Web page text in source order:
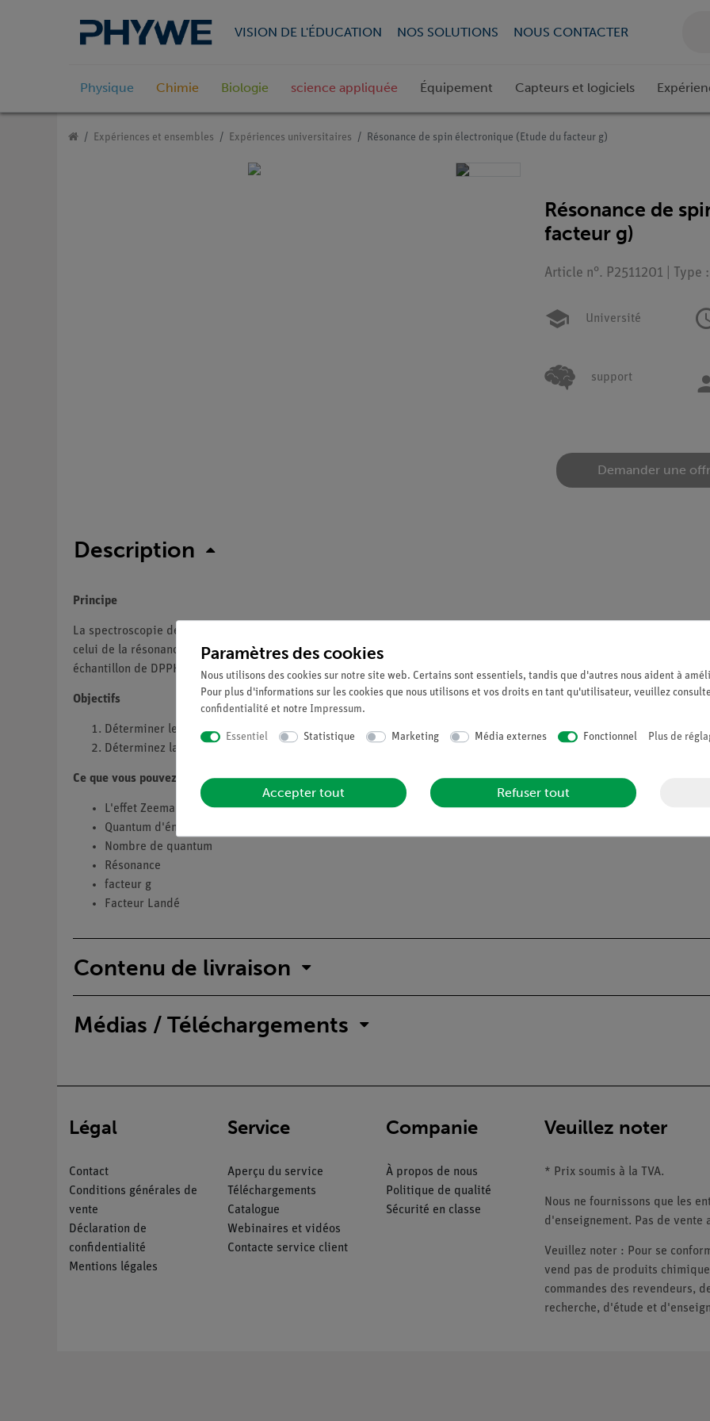
VISION DE L'ÉDUCATION NOS SOLUTIONS NOUS CONTACTER
Physique Chimie Biologie science appliquée Équipement Capteurs et logiciels
Expériences et ensembles Expériences universitaires Résonance de spin électronique (Etude du facteur g)
Résonance de
facteur g)
Article n°. P2511201 | Type
Université
support
Demander une
Description
Principe
La spectroscopie de résonance de spin électronique (ESR) permet d'étudier les composés ayant des électrons non
celui de la résonance magnétique nucléaire (RMN), mais avec cette technique, les spins des électrons sont excités au
échantillon de DPPH (Diphenylpikrylhydrazyl) et la demi-largeur de la ligne d'absorption sont déterminés à l'aide de
Objectifs
Déterminer le facteur g (facteur de Landé) de l'échantillon de DPPH (Diphénylpicrylhydrazyl).
Déterminez la largeur maximale à mi-hauteur (FWHM) de la ligne d'absorption
Ce que vous pouvez apprendre sur
L'effet Zeeman
Quantum d'énergie
Nombre de quantum
Résonance
facteur g
Facteur Landé
Contenu de livraison
Médias / Téléchargements
Légal
Contact
Conditions générales de
vente
Déclaration de
confidentialité
Mentions légales
Service
Aperçu du service
Téléchargements
Catalogue
Webinaires et vidéos
Contacte service client
Companie
À propos de nous
Politique de qualité
Sécurité en classe
Veuillez noter
* Prix soumis à la TVA.
Nous ne fournissons que les
d'enseignement. Pas de vente
Veuillez noter : Pour se
vend pas de produits
commandes des revendeurs,
recherche, d'étude et
Paramètres des cookies
Nous utilisons des cookies sur notre site web. Certains sont essentiels, tandis que d'autres nous aident à
Pour plus d'informations sur les cookies que nous utilisons et vos droits en tant qu'utilisateur, veuillez
confidentialité et notre Impressum.
Essentiel Statistique Marketing Média externes Fonctionnel Plus de
Accepter tout Refuser tout